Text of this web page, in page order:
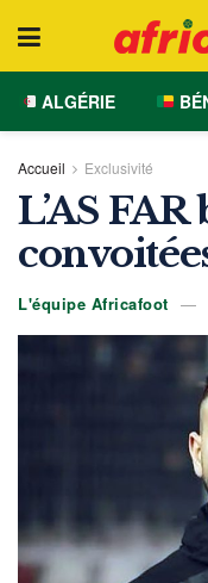
ALGÉRIE
Accueil Exclusivité
L’AS
L'équipe Africafoot